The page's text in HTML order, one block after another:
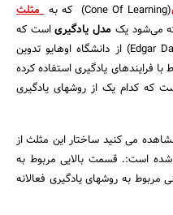
(Cone Of Learning) که به
مثلث
مدل یادگیریاست که
در دهه 1960 توسط دکتر ادگار دیل (Edgar Dale) از دانشگاه اوهایو تدوین
فرایندهای یادگیری استفاده کرده
که کدام یک از روشهای یادگیری
می­ کنید ساختار این مثلث از
است:. قسمت بالایی مربوط به
مربوط به روشهای یادگیری فعالانه